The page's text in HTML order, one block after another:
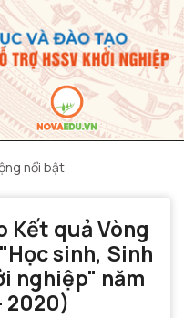
nổi bật
Kết quả Vòng
sinh, Sinh
nghiệp" năm
2020)